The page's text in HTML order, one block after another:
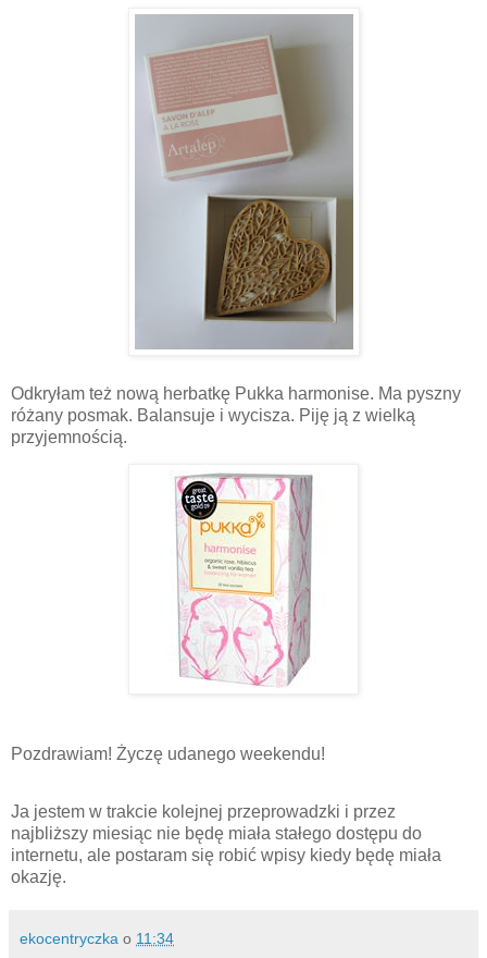
Odkryłam też nową herbatkę Pukka harmonise. Ma pyszny
różany posmak. Balansuje i wycisza. Piję ją z wielką
przyjemnością.
Pozdrawiam! Życzę udanego weekendu!
Ja jestem w trakcie kolejnej przeprowadzki i przez
najbliższy miesiąc nie będę miała stałego dostępu do
internetu, ale postaram się robić wpisy kiedy będę miała
okazję.
ekocentryczka o 11:34